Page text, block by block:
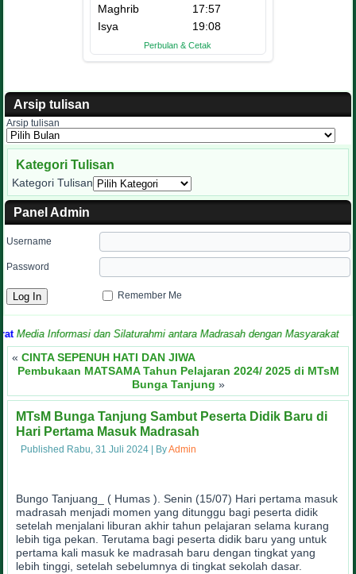
Arsip tulisan
Arsip tulisan
Kategori Tulisan
Kategori Tulisan
Panel Admin
Username
Password
Remember Me
Informasi dan Silaturahmi antara Madrasah dengan Masyarakat
«CINTA SEPENUH HATI DAN JIWA
Pembukaan MATSAMA Tahun Pelajaran 2024/ 2025 di MTsM
Bunga Tanjung »
MTsM Bunga Tanjung Sambut Peserta Didik Baru di
Hari Pertama Masuk Madrasah
Published Rabu, 31 Juli 2024 ByAdmin
Bungo Tanjuang_ ( Humas ). Senin (15/07) Hari pertama masuk
madrasah menjadi momen yang ditunggu bagi peserta didik
setelah menjalani liburan akhir tahun pelajaran selama kurang
lebih tiga pekan. Terutama bagi peserta didik baru yang untuk
pertama kali masuk ke madrasah baru dengan tingkat yang
lebih tinggi, setelah sebelumnya di tingkat sekolah dasar.